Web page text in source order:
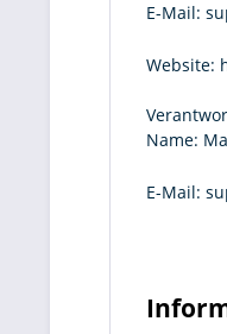
E-Mail:
Website:
Name:
E-Mail: